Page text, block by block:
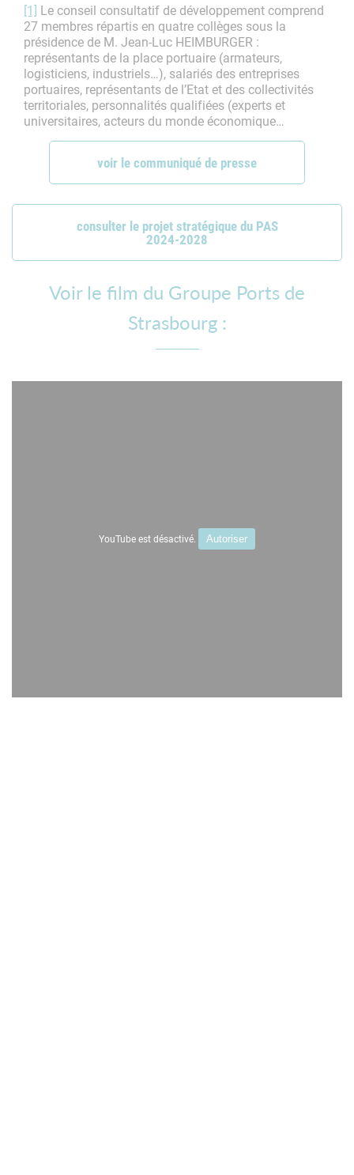
[1] Le conseil consultatif de développement comprend
27 membres répartis en quatre collèges sous la
présidence de M. Jean-Luc HEIMBURGER :
représentants de la place portuaire (armateurs,
logisticiens, industriels…), salariés des entreprises
portuaires, représentants de l’Etat et des collectivités
territoriales, personnalités qualifiées (experts et
universitaires, acteurs du monde économique…
voir le communiqué de presse
consulter le projet stratégique du PAS
2024-2028
Voir le film du Groupe Ports de
Strasbourg :
YouTube est désactivé. Autoriser